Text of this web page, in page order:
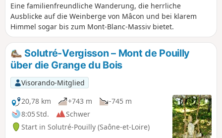
Eine familienfreundliche Wanderung, die herrliche
Ausblicke auf die Weinberge von Mâcon und bei klarem
Himmel sogar bis zum Mont-Blanc-Massiv bietet.
Solutré-Vergisson – Mont de Pouilly
über die Grange du Bois
Visorando-Mitglied
20,78 km
+743 m
-745 m
8:05 Std.
Schwer
Start in Solutré-Pouilly (Saône-et-Loire)